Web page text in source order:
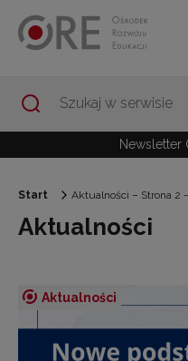
Newsletter
Start Aktualności – Strona 2
Aktualności
Aktualności